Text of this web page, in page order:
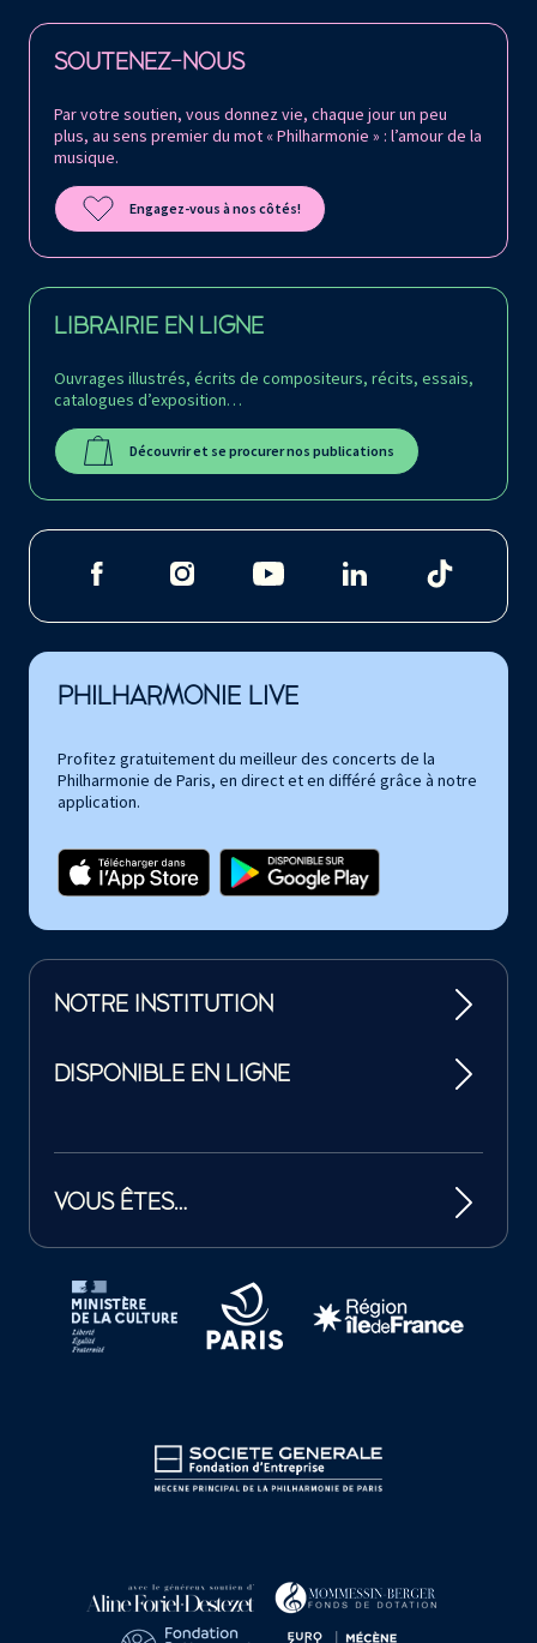
SOUTENEZ-NOUS
Par votre soutien, vous donnez vie, chaque jour un peu
plus, au sens premier du mot « Philharmonie » : l’amour de la
musique.
Engagez-vous à nos côtés!
LIBRAIRIE EN LIGNE
Ouvrages illustrés, écrits de compositeurs, récits, essais,
catalogues d’exposition…
Découvrir et se procurer nos publications
Retrouvez la Philharmonie de Paris sur
PHILHARMONIE LIVE
Profitez gratuitement du meilleur des concerts de la
Philharmonie de Paris, en direct et en différé grâce à notre
application.
NOTRE INSTITUTION
DISPONIBLE EN LIGNE
VOUS ÊTES…
Tutelles et mécènes de la Philharmonie de Paris